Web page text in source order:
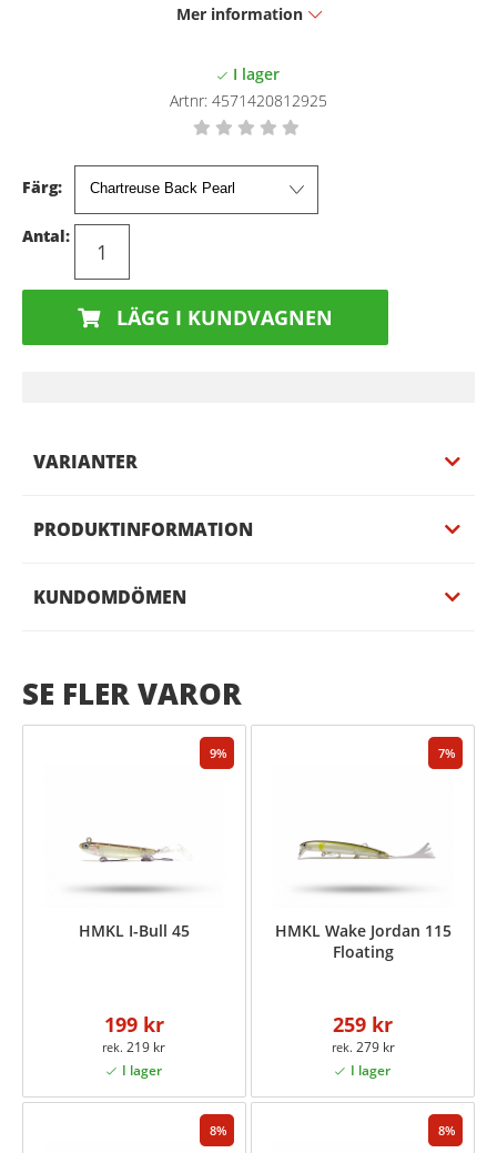
Mer information
Artnr: 4571420812925
Färg:
Antal:
LÄGG I KUNDVAGNEN
VARIANTER
PRODUKTINFORMATION
KUNDOMDÖMEN
SE FLER VAROR
9
HMKL I-Bull 45
199 kr
219 kr
7
HMKL Wake Jordan 115
Floating
259 kr
279 kr
8 8